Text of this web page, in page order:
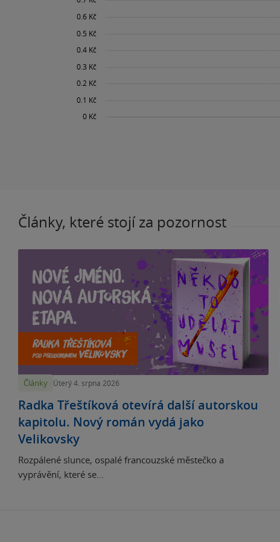
Články, které stojí za pozornost
Články Úterý 4. srpna 2026
Radka Třeštíková otevírá další autorskou
kapitolu. Nový román vydá jako
Velikovsky
Rozpálené slunce, ospalé francouzské městečko a
vyprávění, které se...